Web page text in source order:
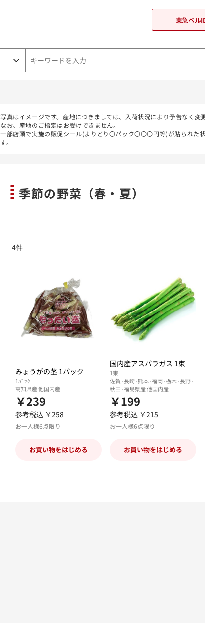
東急ベル
写真はイメージです。産地につきましては、入荷状況により予告なく変
なお、産地のご指定はお受けできません。
一部店頭で実施の販促シール(よりどり〇パック〇〇〇円等)が貼られた
す。
季節の野菜（春・夏）
4件
みょうがの茎 1パック
1ﾊﾟｯｸ
高知県産 他国内産
￥239
参考税込 ￥258
お一人様6点限り
お買い物をはじめる
国内産アスパラガス 1束
1束
佐賀･長崎･熊本･福岡･栃木･長野･
秋田･福島県産 他国内産
￥199
参考税込 ￥215
お一人様6点限り
お買い物をはじめる